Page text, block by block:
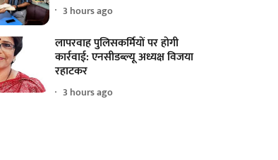
3 hours ago
लापरवाह पुलिसकर्मियों पर होगी
कार्रवाई: एनसीडब्ल्यू अध्यक्ष विजया
रहाटकर
3 hours ago